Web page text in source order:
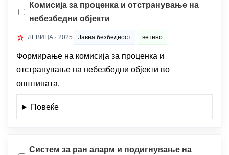
Комисија за проценка и отстранување на
небезбедни објекти
ЛЕВИЦА · 2025 Јавна безбедност ветено
Формирање на комисија за проценка и
отстранување на небезбедни објекти во
општината.
Повеќе
Систем за ран аларм и подигнување на